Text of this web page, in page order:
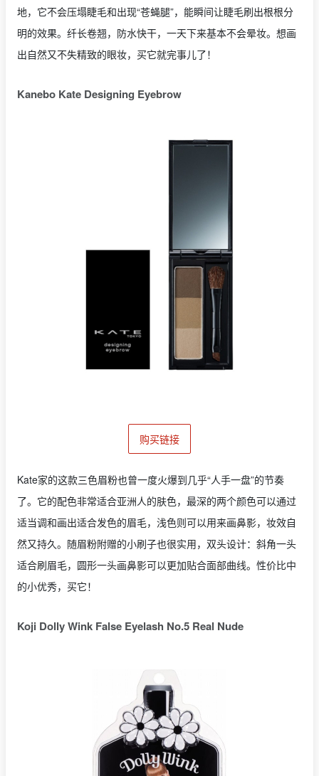
地，它不会压塌睫毛和出现“苍蝇腿”，能瞬间让睫毛刷出根根分
明的效果。纤长卷翘，防水快干，一天下来基本不会晕妆。想画
出自然又不失精致的眼妆，买它就完事儿了！
Kanebo Kate Designing Eyebrow
购买链接
Kate家的这款三色眉粉也曾一度火爆到几乎“人手一盘”的节奏
了。它的配色非常适合亚洲人的肤色，最深的两个颜色可以通过
适当调和画出适合发色的眉毛，浅色则可以用来画鼻影，妆效自
然又持久。随眉粉附赠的小刷子也很实用，双头设计：斜角一头
适合刷眉毛，圆形一头画鼻影可以更加贴合面部曲线。性价比中
的小优秀，买它！
Koji Dolly Wink False Eyelash No.5 Real Nude